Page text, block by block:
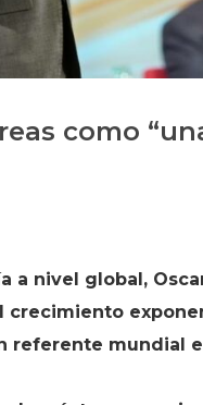
como
a nivel global,
crecimiento
referente mundial